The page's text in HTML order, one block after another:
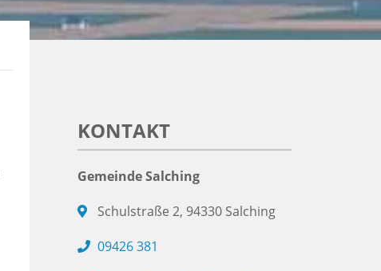
KONTAKT
Gemeinde Salching
Schulstraße 2, 94330 Salching
09426 381